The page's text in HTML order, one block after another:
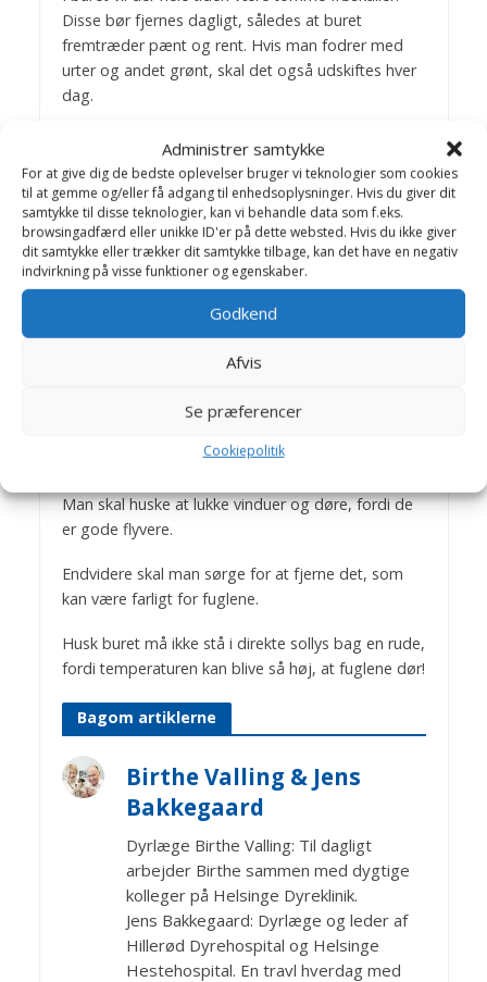
Administrer samtykke
For at give dig de bedste oplevelser bruger vi teknologier som cookies
til at gemme og/eller få adgang til enhedsoplysninger. Hvis du giver dit
samtykke til disse teknologier, kan vi behandle data som f.eks.
browsingadfærd eller unikke ID'er på dette websted. Hvis du ikke giver
dit samtykke eller trækker dit samtykke tilbage, kan det have en negativ
indvirkning på visse funktioner og egenskaber.
Godkend
Afvis
Se præferencer
Cookiepolitik
Disse bør fjernes dagligt, således at buret
fremtræder pænt og rent. Hvis man fodrer med
urter og andet grønt, skal det også udskiftes hver
dag.
Mindst en gang om ugen, må man udskifte
bundlaget i buret.Samtidig kan man støvsuge
omkring buret for at fjerne støv og fjerpartikler.
AKTIVERING
Fordi kanariefugle ikke lever i flokke i naturen, kan
de være i bur alene. Noget tyder dog på at en eller
flere artsfæller vil give mere trivsel. Der er ikke
noget til hindring for at to hunner kan gå sammen.
En fugl af hvert køn er i reglen heller ikke et
ofte vil opstå slagsmål.
Kanariefugle kan gøres tamme, således at man
Man skal huske at lukke vinduer og døre, fordi de
er gode flyvere.
Endvidere skal man sørge for at fjerne det, som
kan være farligt for fuglene.
Husk buret må ikke stå i direkte sollys bag en rude,
fordi temperaturen kan blive så høj, at fuglene dør!
Bagom artiklerne
Birthe Valling & Jens
Bakkegaard
Dyrlæge Birthe Valling: Til dagligt
arbejder Birthe sammen med dygtige
kolleger på Helsinge Dyreklinik.
Jens Bakkegaard: Dyrlæge og leder af
Hillerød Dyrehospital og Helsinge
Hestehospital. En travl hverdag med